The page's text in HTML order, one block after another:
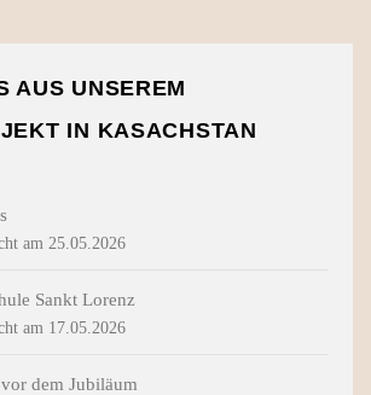
AUS UNSEREM
IN KASACHSTAN
am 25.05.2026
Sankt Lorenz
am 17.05.2026
dem Jubiläum